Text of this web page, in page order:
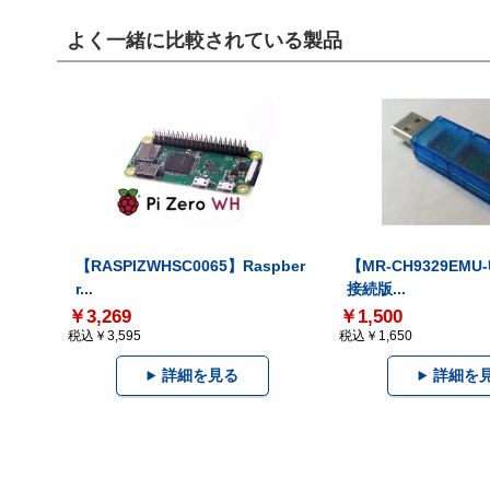
よく一緒に比較されている製品
【RASPIZWHSC0065】Raspber
r...
￥3,269
税込￥3,595
詳細を見る
【MR-
接続版...
￥1,500
税込￥1,650
詳細を